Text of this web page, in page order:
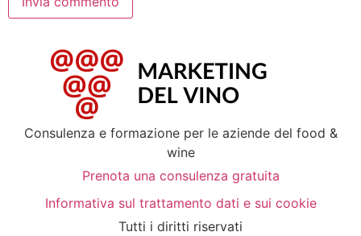
Consulenza e formazione per le aziende del food &
wine
Prenota una consulenza gratuita
Informativa sul trattamento dati e sui cookie
Tutti i diritti riservati